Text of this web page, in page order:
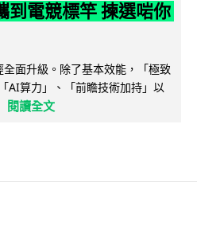
電競標竿 揀選啱你
面升級。除了基本效能，「極致
AI算力」、「前瞻技術加持」以
閱讀全文